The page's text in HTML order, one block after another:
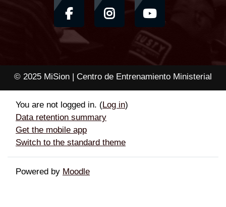
© 2025 MiSion | Centro de Entrenamiento Ministerial
You are not logged in. (Log in)
Data retention summary
Get the mobile app
Switch to the standard theme
Powered by Moodle